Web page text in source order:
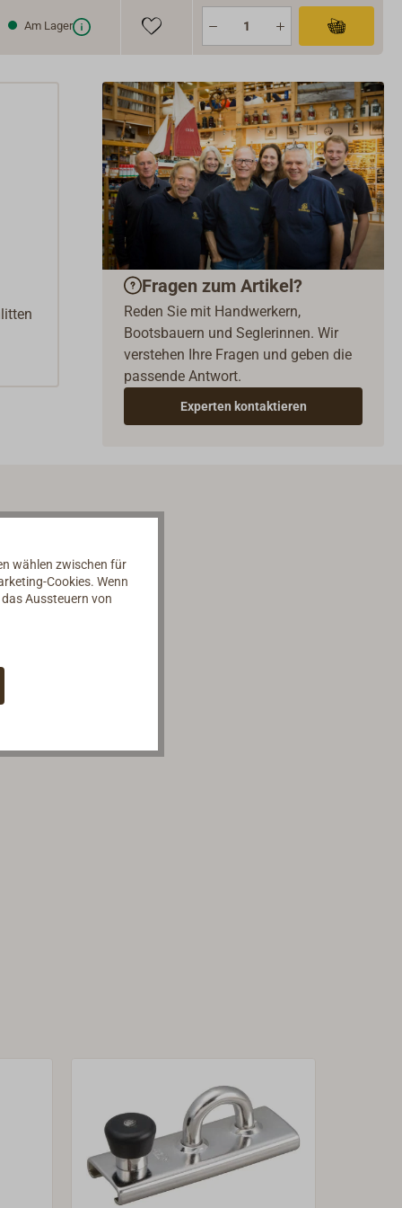
Am Lager
Fragen zum Artikel?
Reden Sie mit Handwerkern,
Bootsbauern und Seglerinnen. Wir
verstehen Ihre Fragen und geben die
passende Antwort.
Experten kontaktieren
wählen zwischen für
Cookies. Wenn
Aussteuern von